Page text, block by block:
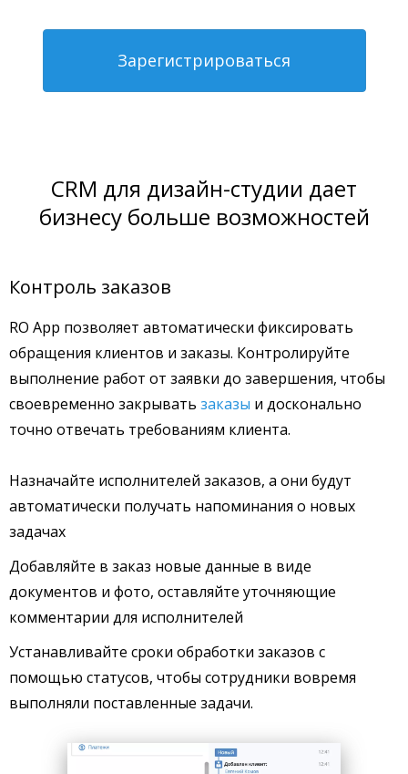
Зарегистрироваться
CRM для дизайн-студии дает
бизнесу больше возможностей
Контроль заказов
RO App позволяет автоматически фиксировать
обращения клиентов и заказы. Контролируйте
выполнение работ от заявки до завершения, чтобы
своевременно закрывать заказы и досконально
точно отвечать требованиям клиента.
Назначайте исполнителей заказов, а они будут
автоматически получать напоминания о новых
задачах
Добавляйте в заказ новые данные в виде
документов и фото, оставляйте уточняющие
комментарии для исполнителей
Устанавливайте сроки обработки заказов с
помощью статусов, чтобы сотрудники вовремя
выполняли поставленные задачи.